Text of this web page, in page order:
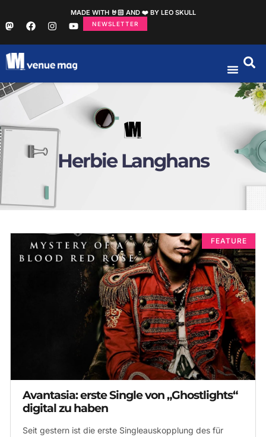
MADE WITH 🤘🏻 AND ❤️ BY LEO SKULL
NEWSLETTER
Herbie Langhans
FEATURE
Avantasia: erste Single von „Ghostlights“
digital zu haben
Seit gestern ist die erste Singleauskopplung des für